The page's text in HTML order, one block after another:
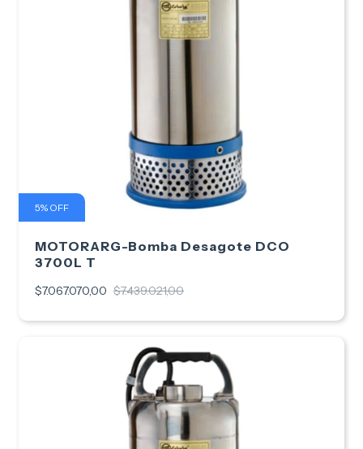
5% OFF
MOTORARG-Bomba Desagote DCO
3700L T
$7.067.070,00 $7.439.021,00